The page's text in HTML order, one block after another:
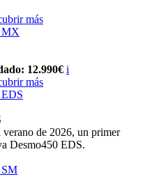
más
MX
12.990€ i
más
de 2026, un primer
Desmo450 EDS.
SM